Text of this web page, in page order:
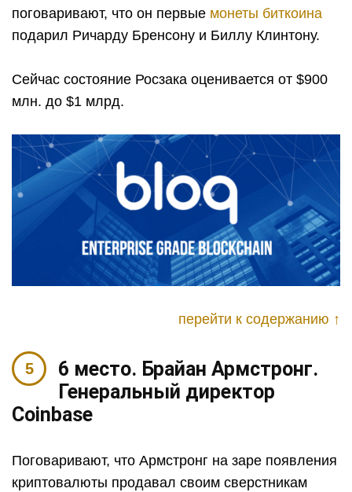
поговаривают, что он первые монеты биткоина
подарил Ричарду Бренсону и Биллу Клинтону.
Сейчас состояние Росзака оценивается от $900
млн. до $1 млрд.
перейти к содержанию ↑
6 место. Брайан Армстронг.
Генеральный директор
Coinbase
Поговаривают, что Армстронг на заре появления
криптовалюты продавал своим сверстникам